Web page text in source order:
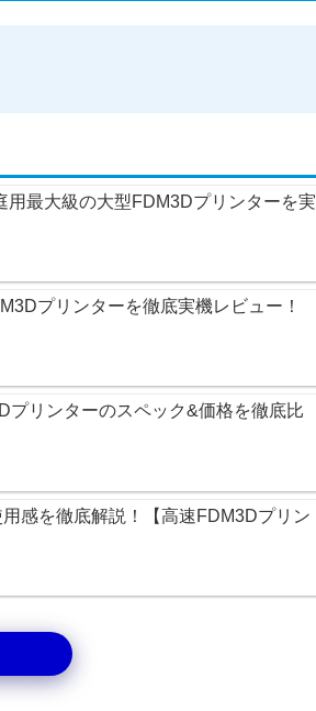
用最大級の大型FDM3Dプリンターを実
プリンターを徹底実機レビュー！
プリンターのスペック&価格を徹底比
感を徹底解説！【高速FDM3Dプリン